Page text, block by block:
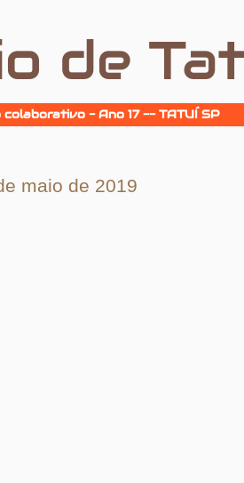
de
- Ano 17 -- TATUÍ SP
maio de 2019